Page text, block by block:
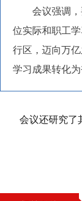
会议强调
位实际和职工
行区，迈向万
学习成果转化
会议还研究了